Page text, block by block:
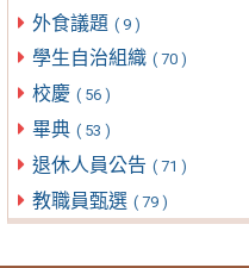
外食議題 ( 9 )
學生自治組織 ( 70 )
校慶 ( 56 )
畢典 ( 53 )
退休人員公告 ( 71 )
教職員甄選 ( 79 )